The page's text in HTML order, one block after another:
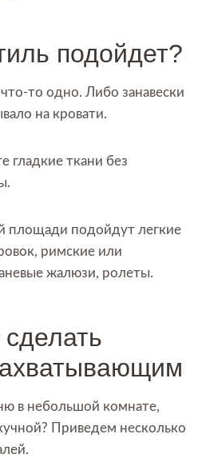
подойдет?
то одно. Либо занавески
на кровати.
гладкие ткани без
площади подойдут легкие
римские или
жалюзи, ролеты.
в небольшой комнате,
Приведем несколько